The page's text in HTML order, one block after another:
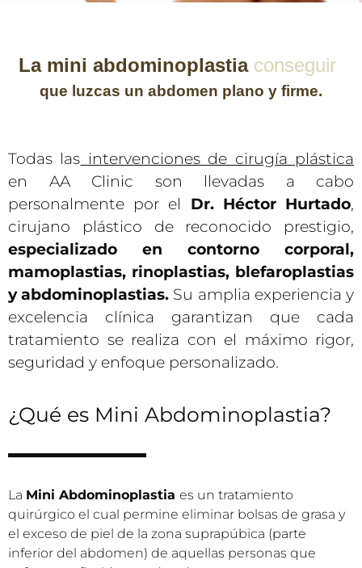
La mini abdominoplastia conseguirá
que luzcas un abdomen plano y firme.
Todas las intervenciones de cirugía plástica
en AA Clinic son llevadas a cabo
personalmente por el
Dr. Héctor Hurtado,
cirujano plástico de reconocido prestigio,
especializado en contorno corporal,
mamoplastias, rinoplastias, blefaroplastias
y abdominoplastias. Su amplia experiencia y
excelencia clínica garantizan que cada
tratamiento se realiza con el máximo rigor,
seguridad y enfoque personalizado.
¿Qué es Mini Abdominoplastia?
La Mini Abdominoplastia es un tratamiento
quirúrgico el cual permine eliminar bolsas de grasa y
el exceso de piel de la zona suprapúbica (parte
inferior del abdomen) de aquellas personas que